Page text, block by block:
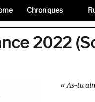
2022
« As-tu
Chroniques